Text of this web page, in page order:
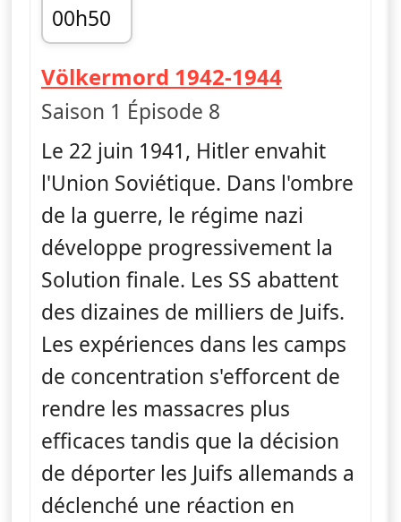
00h50
fin 01h45
Völkermord 1942-1944—
Saison 1 Épisode 8
Le 22 juin 1941, Hitler envahit
l'Union Soviétique. Dans l'ombre
de la guerre, le régime nazi
développe progressivement la
Solution finale. Les SS abattent
des dizaines de milliers de Juifs.
Les expériences dans les camps
de concentration s'efforcent de
rendre les massacres plus
efficaces tandis que la décision
de déporter les Juifs allemands a
déclenché une réaction en